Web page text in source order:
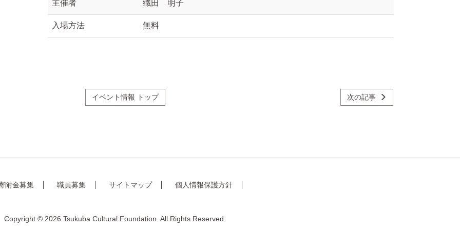
主催者 織田 明子
入場方法 無料
イベント情報 トップ 次の記事
附金募集 職員募集 サイトマップ 個人情報保護方針
Copyright © 2026 Tsukuba Cultural Foundation. All Rights Reserved.